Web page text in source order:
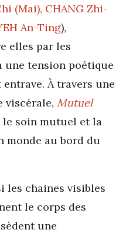
(Mai), CHANG Zhi-
An-Ting),
elles par les
une tension poétique
À travers une
viscérale, Mutuel
soin mutuel et la
monde au bord du
les chaines visibles
le corps des
une